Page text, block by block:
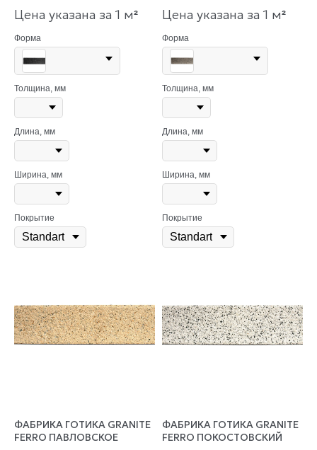
Цена указана за 1 м²
Форма
Толщина, мм
Длина, мм
Ширина, мм
Покрытие
Цена указана за 1 м²
Форма
Толщина, мм
Длина, мм
Ширина, мм
Покрытие
ФАБРИКА ГОТИКА GRANITE
FERRO ПАВЛОВСКОЕ
ФАБРИКА ГОТИКА GRANITE
FERRO ПОКОСТОВСКИЙ